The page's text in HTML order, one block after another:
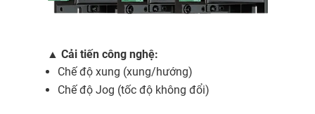
▲ Cải tiến công nghệ:
Chế độ xung (xung/hướng)
Chế độ Jog (tốc độ không đổi)